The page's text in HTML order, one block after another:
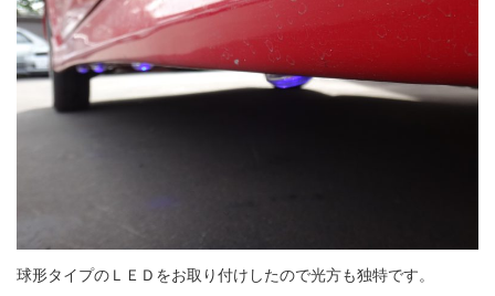
球形タイプのＬＥＤをお取り付けしたので光方も独特です。